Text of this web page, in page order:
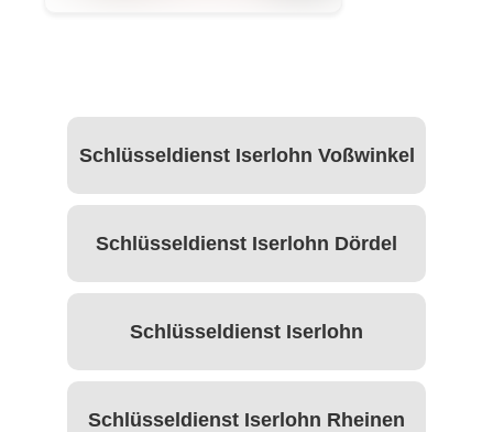
Schlüsseldienst Iserlohn Voßwinkel
Schlüsseldienst Iserlohn Dördel
Schlüsseldienst Iserlohn
Schlüsseldienst Iserlohn Rheinen